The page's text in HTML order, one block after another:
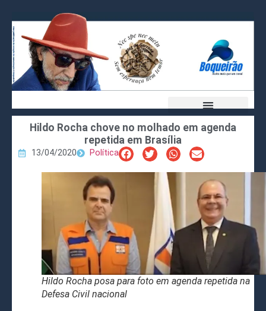
Hildo Rocha chove no molhado em agenda
repetida em Brasília
13/04/2020 Política
Hildo Rocha posa para foto em agenda repetida na
Defesa Civil nacional